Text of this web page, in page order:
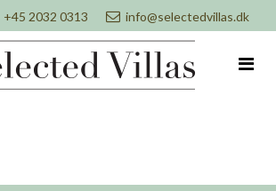
+45 2032 0313 info@selectedvillas.dk